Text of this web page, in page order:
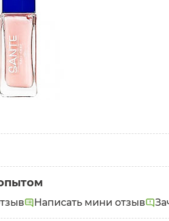
Написать мини отзыв